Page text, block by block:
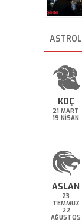
KOÇ
21 MART
19 NİSAN
ASLAN
23
TEMMUZ
22
AĞUSTOS